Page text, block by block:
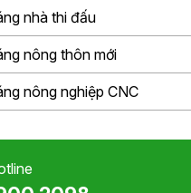
nhà thi đấu
nông thôn mới
nông nghiệp CNC